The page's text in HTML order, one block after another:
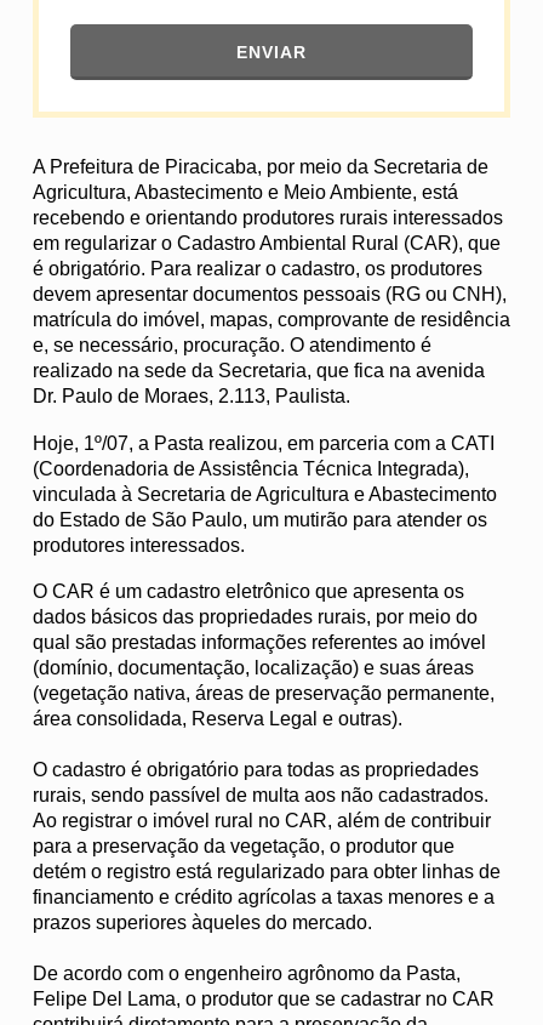
ENVIAR
A Prefeitura de Piracicaba, por meio da Secretaria de
Agricultura, Abastecimento e Meio Ambiente, está
recebendo e orientando produtores rurais interessados
em regularizar o Cadastro Ambiental Rural (CAR), que
é obrigatório. Para realizar o cadastro, os produtores
devem apresentar documentos pessoais (RG ou CNH),
matrícula do imóvel, mapas, comprovante de residência
e, se necessário, procuração. O atendimento é
realizado na sede da Secretaria, que fica na avenida
Dr. Paulo de Moraes, 2.113, Paulista.
Hoje, 1º/07, a Pasta realizou, em parceria com a CATI
(Coordenadoria de Assistência Técnica Integrada),
vinculada à Secretaria de Agricultura e Abastecimento
do Estado de São Paulo, um mutirão para atender os
produtores interessados.
O CAR é um cadastro eletrônico que apresenta os
dados básicos das propriedades rurais, por meio do
qual são prestadas informações referentes ao imóvel
(domínio, documentação, localização) e suas áreas
(vegetação nativa, áreas de preservação permanente,
área consolidada, Reserva Legal e outras).
O cadastro é obrigatório para todas as propriedades
rurais, sendo passível de multa aos não cadastrados.
Ao registrar o imóvel rural no CAR, além de contribuir
para a preservação da vegetação, o produtor que
detém o registro está regularizado para obter linhas de
financiamento e crédito agrícolas a taxas menores e a
prazos superiores àqueles do mercado.
De acordo com o engenheiro agrônomo da Pasta,
Felipe Del Lama, o produtor que se cadastrar no CAR